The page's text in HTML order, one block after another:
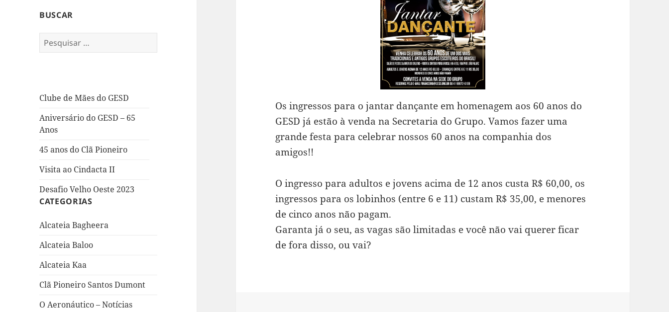
BUSCAR
Pesquisar
por:
Clube de Mães do GESD
Aniversário do GESD – 65
Anos
45 anos do Clã Pioneiro
Visita ao Cindacta II
Desafio Velho Oeste 2023
CATEGORIAS
Alcateia Bagheera
Alcateia Baloo
Alcateia Kaa
Clã Pioneiro Santos Dumont
O Aeronáutico – Notícias
Os ingressos para o jantar dançante em homenagem aos 60 anos do
GESD já estão à venda na Secretaria do Grupo. Vamos fazer uma
grande festa para celebrar nossos 60 anos na companhia dos
amigos!!
O ingresso para adultos e jovens acima de 12 anos custa R$ 60,00, os
ingressos para os lobinhos (entre 6 e 11) custam R$ 35,00, e menores
de cinco anos não pagam.
Garanta já o seu, as vagas são limitadas e você não vai querer ficar
de fora disso, ou vai?